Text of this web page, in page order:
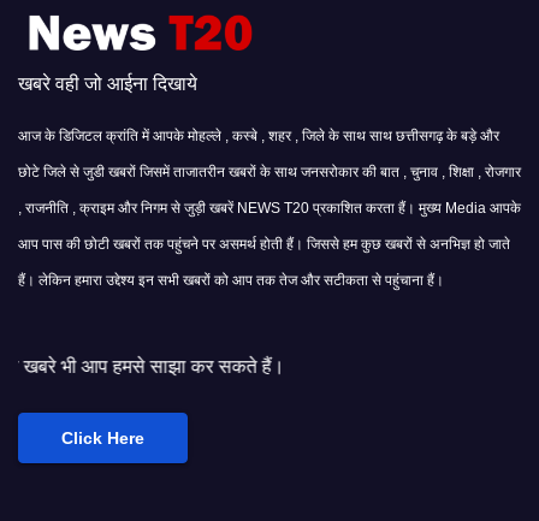
खबरे वही जो आईना दिखाये
आज के डिजिटल क्रांति में आपके मोहल्ले , कस्बे , शहर , जिले के साथ साथ छत्तीसगढ़ के बड़े और
छोटे जिले से जुडी खबरों जिसमें ताजातरीन खबरों के साथ जनसरोकार की बात , चुनाव , शिक्षा , रोजगार
, राजनीति , क्राइम और निगम से जुड़ी खबरें NEWS T20 प्रकाशित करता हैं। मुख्य Media आपके
आप पास की छोटी खबरों तक पहुंचने पर असमर्थ होती हैं। जिससे हम कुछ खबरों से अनभिज्ञ हो जाते
हैं। लेकिन हमारा उद्देश्य इन सभी खबरों को आप तक तेज और सटीकता से पहुंचाना हैं।
साझा कर सकते हैं।
Click Here